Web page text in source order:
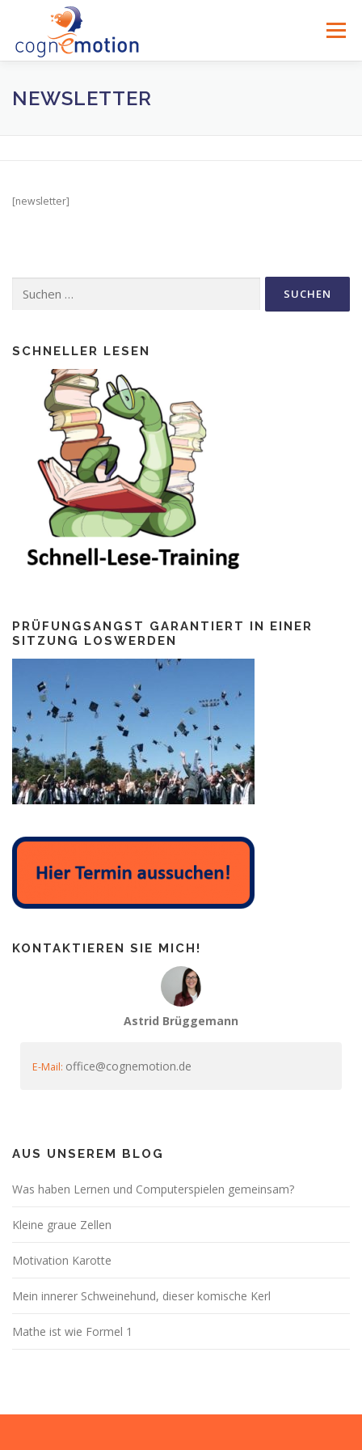
springen
Menü
NEWSLETTER
[newsletter]
nach:
SCHNELLER LESEN
PRÜFUNGSANGST GARANTIERT IN EINER
SITZUNG LOSWERDEN
KONTAKTIEREN SIE MICH!
Astrid Brüggemann
E-Mail: office@cognemotion.de
AUS UNSEREM BLOG
Was haben Lernen und Computerspielen gemeinsam?
Kleine graue Zellen
Motivation Karotte
Mein innerer Schweinehund, dieser komische Kerl
Mathe ist wie Formel 1